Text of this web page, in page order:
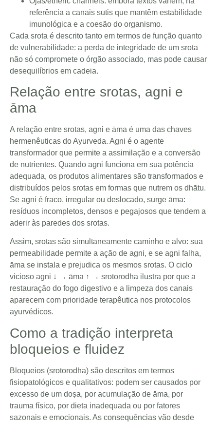
referência a canais sutis que mantêm estabilidade
imunológica e a coesão do organismo.
Cada srota é descrito tanto em termos de função quanto
de vulnerabilidade: a perda de integridade de um srota
não só compromete o órgão associado, mas pode causar
desequilíbrios em cadeia.
Relação entre srotas, agni e
āma
A relação entre srotas, agni e āma é uma das chaves
hermenêuticas do Ayurveda. Agni é o agente
transformador que permite a assimilação e a conversão
de nutrientes. Quando agni funciona em sua potência
adequada, os produtos alimentares são transformados e
distribuídos pelos srotas em formas que nutrem os dhātu.
Se agni é fraco, irregular ou deslocado, surge āma:
resíduos incompletos, densos e pegajosos que tendem a
aderir às paredes dos srotas.
Assim, srotas são simultaneamente caminho e alvo: sua
permeabilidade permite a ação de agni, e se agni falha,
āma se instala e prejudica os mesmos srotas. O ciclo
vicioso agni ↓ → āma ↑ → srotorodha ilustra por que a
restauração do fogo digestivo e a limpeza dos canais
aparecem com prioridade terapêutica nos protocolos
ayurvédicos.
Como a tradição interpreta
bloqueios e fluidez
Bloqueios (srotorodha) são descritos em termos
fisiopatológicos e qualitativos: podem ser causados por
excesso de um doṣa, por acumulação de āma, por
trauma físico, por dieta inadequada ou por fatores
sazonais e emocionais. As consequências vão desde